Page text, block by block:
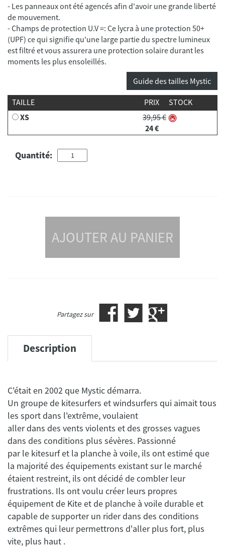
- Les panneaux ont été agencés afin d'avoir une grande liberté
de mouvement.
- Champs de protection U.V =: Ce lycra à une protection 50+
(UPF) ce qui signifie qu'une large partie du spectre lumineux
est filtré et vous assurera une protection solaire durant les
moments les plus ensoleillés.
Guide des tailles Mystic
TAILLE PRIX
STOCK
XS
39,95 €
24 €
Quantité:
AJOUTER AU PANIER
Partagez sur
Description
C'était en 2002 que Mystic démarra.
Un groupe de kitesurfers et windsurfers qui aimait tous
les sport dans l'extrême, voulaient
aller dans des vents violents et des grosses vagues
dans des conditions plus sévères. Passionné
par le kitesurf et la planche à voile, ils ont estimé que
la majorité des équipements existant sur le marché
étaient restreint, ils ont décidé de combler leur
frustrations. Ils ont voulu créer leurs propres
équipement de Kite et de planche à voile durable et
capable de supporter un rider dans des conditions
extrêmes qui leur permettrons d'aller plus fort, plus
vite, plus haut .